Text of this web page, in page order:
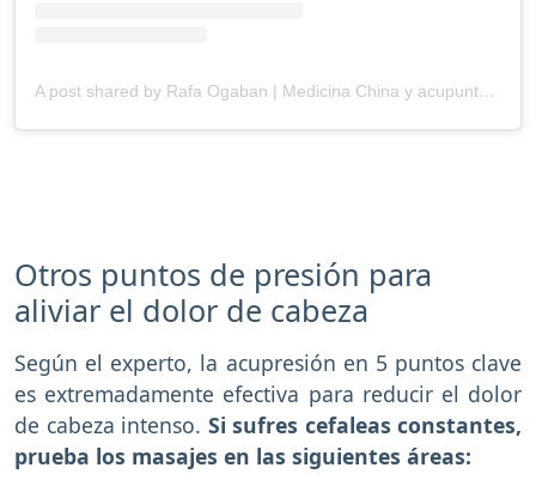
A post shared by Rafa Ogaban | Medicina China y acupuntura en Mallorca (@shenmallorca)
Otros puntos de presión para
aliviar el dolor de cabeza
Según el experto, la acupresión en 5 puntos clave
es extremadamente efectiva para reducir el dolor
de cabeza intenso. Si sufres cefaleas constantes,
prueba los masajes en las siguientes áreas: